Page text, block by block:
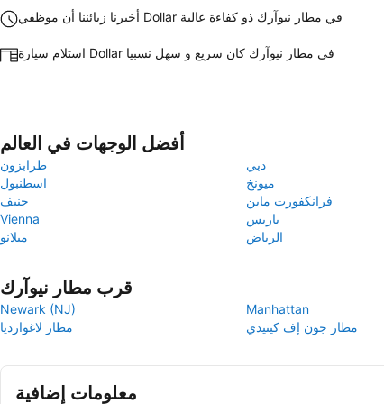
أخبرنا زبائننا أن موظفي Dollar في مطار نيوآرك ذو كفاءة عالية
استلام سيارة Dollar في مطار نيوآرك كان سريع و سهل نسبيا
أفضل الوجهات في العالم
طرابزون
دبي
اسطنبول
ميونخ
جنيف
فرانكفورت ماين
Vienna
باريس
ميلانو
الرياض
قرب مطار نيوآرك
Newark (NJ)
Manhattan
مطار لاغوارديا
مطار جون إف كينيدي
معلومات إضافية